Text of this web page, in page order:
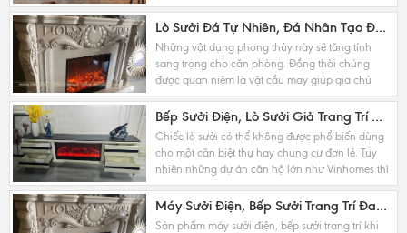
dán tường, chuông gió hay tranh phong cảnh...
Lò Sưởi Đá Tự Nhiên, Đá Nhân Tạo Đa Dạng Các Phong Cách Nội Thất Ngày Nay
Những vật dụng phong thủy này sẽ tăng tính
sang trọng cho căn phòng. Đồng thời chúng
được quan niệm là vật cầu may giúp gia chủ
được sức khỏe dồi dào. Vật phong thủy cũng có
ý nghĩa cầu tài...
Bếp Sưởi Điện, Lò Sưởi Giả Trang Trí Nội Thất Chung Cư, Biệt Thự
Chiếc lò sưởi có thể không được phổ biến dùng
cho một căn biệt thự hay chung cư đơn lẻ. Tuy
nhiên những dự án căn hộ lớn như Vinhomes thì
đây là điểm nhấn. Chiếc lò sưởi sẽ giúp người...
Máy Sưởi Điện, Bếp Sưởi Trang Trí Đang Là Xu Hướng Nội Thất Mới Nhất Hiện Nay
Sản phẩm máy sưởi điện, bếp sưởi trang trí khi